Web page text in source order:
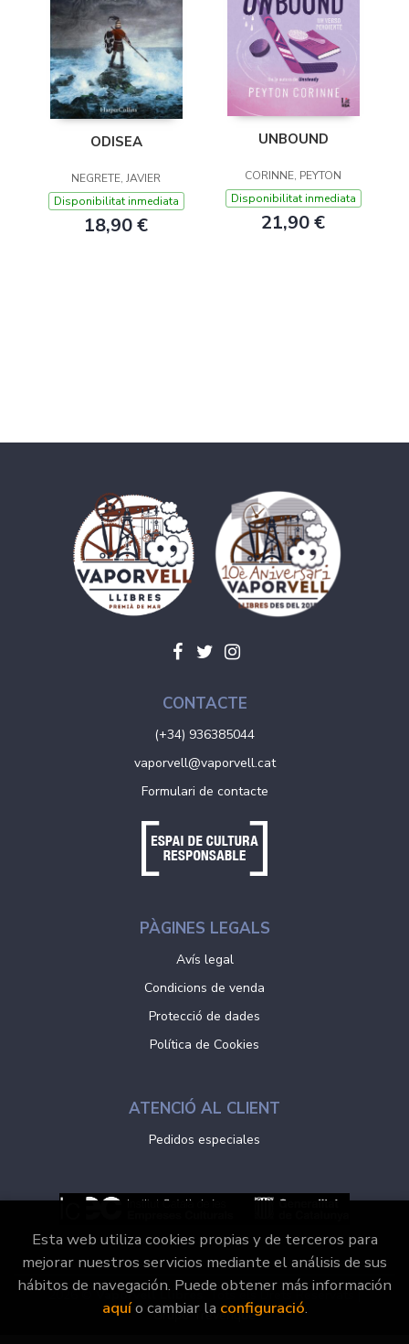
ODISEA
NEGRETE, JAVIER
Disponibilitat inmediata
18,90 €
UNBOUND
CORINNE, PEYTON
Disponibilitat inmediata
21,90 €
CONTACTE
(+34) 936385044
vaporvell@vaporvell.cat
Formulari de contacte
PÀGINES LEGALS
Avís legal
Condicions de venda
Protecció de dades
Política de Cookies
ATENCIÓ AL CLIENT
Pedidos especiales
2026 © Vaporvell Llibres. Tots els Drets Reservats |
Grupo Trevenque
Esta web utiliza cookies propias y de terceros para
mejorar nuestros servicios mediante el análisis de sus
hábitos de navegación. Puede obtener más información
aquío cambiar la configuració.